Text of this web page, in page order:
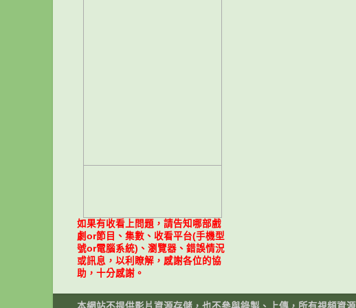
如果有收看上問題，請告知哪部戲
劇or節目、集數、收看平台(手機型
號or電腦系統)、瀏覽器、錯誤情況
或訊息，以利瞭解，感謝各位的協
助，十分感謝。